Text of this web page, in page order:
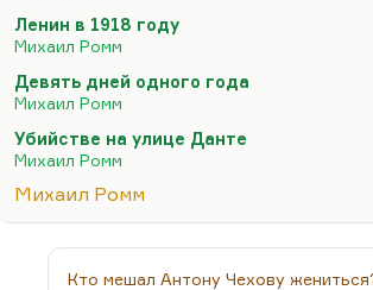
там неинтересен, а интересен там
Понимаете, какая вещь? Считается,
настоящий Ромм — это позднее
дней одного года» и
вот «Убийство на улице Данте» —
считаю, что «Убийство на улице
великая картина. Ну, «Мечта»,
Ленин в 1918 году
Михаил Ромм
Девять дней одного года
Михаил Ромм
Убийстве на улице Данте
Михаил Ромм
Михаил Ромм
Кто мешал Антону Чехову